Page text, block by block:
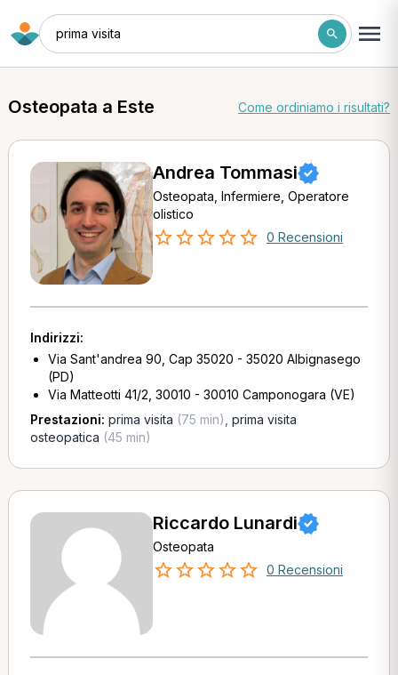
prima visita
Osteopata a Este Come ordiniamo i risultati?
Andrea Tommasi
Osteopata, Infermiere, Operatore
olistico
0 Recensioni
Indirizzi:
Via Sant'andrea 90, Cap 35020 - 35020 Albignasego
(PD)
Via Matteotti 41/2, 30010 - 30010 Camponogara (VE)
Prestazioni: prima visita (75 min) prima visita
osteopatica (45 min)
Riccardo Lunardi
Osteopata
0 Recensioni